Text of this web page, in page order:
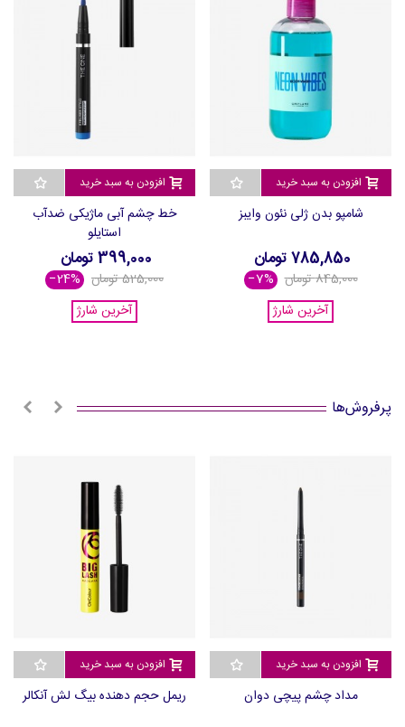
افزودن به سبد خرید
خط چشم آبی ماژیکی ضدآب
399,000 تومان
525,000 تومان
‎−24%
آخرین شارژ
افزودن به سبد خرید
خط چشم سبز ماژیکی ضدآب
استایلو
399,000 تومان
525,000 تومان
‎−24%
آخرین شارژ
پرفروش‌ها
افزودن به سبد خرید
مداد چشم پیچی دوان
افزودن به سبد خرید
ریمل حجم دهنده بیگ لش آنکالر